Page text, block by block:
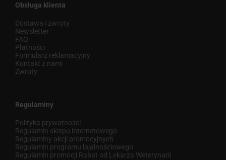
Obsługa klienta
Dostawa i zwroty
Newsletter
FAQ
Płatności
Formularz reklamacyjny
Kontakt z nami
Zwroty
Regulaminy
Polityka prywatności
Regulamin sklepu internetowego
Regulaminy akcji promocyjnych
Regulamin programu lojalnościowego
Regulamin promocji Rabat od Lekarza Weterynarii